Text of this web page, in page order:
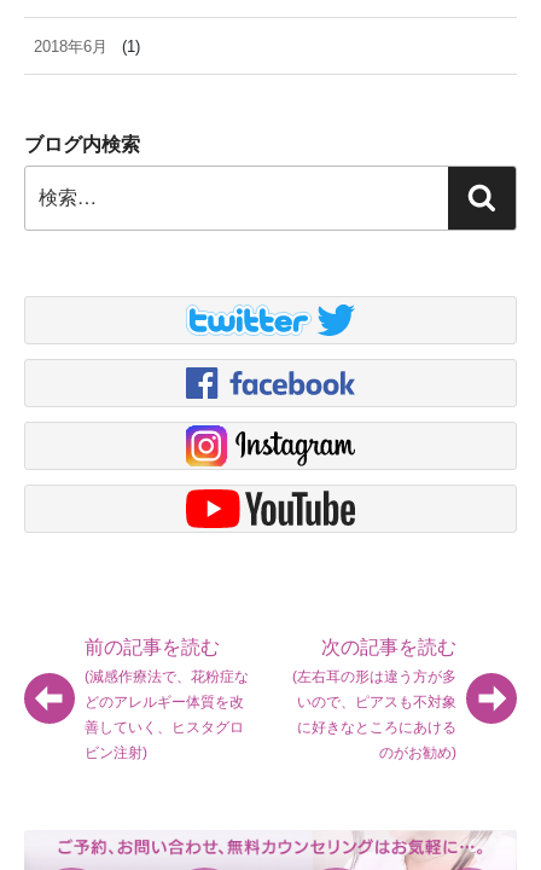
2018年6月 (1)
ブログ内検索
索
前の記事を読む
(減感作療法で、花粉症な
どのアレルギー体質を改
善していく、ヒスタグロ
ビン注射)
次の記事を読む
(左右耳の形は違う方が多
いので、ピアスも不対象
に好きなところにあける
のがお勧め)